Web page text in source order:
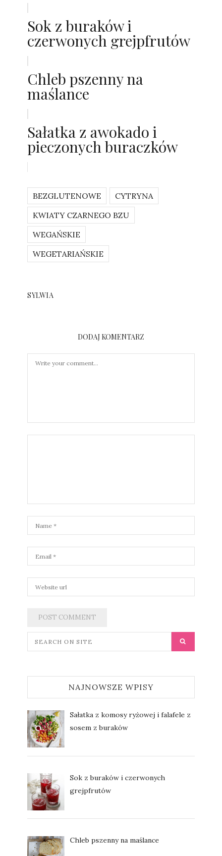
Sok z buraków i
czerwonych grejpfrutów
Chleb pszenny na
maślance
Sałatka z awokado i
pieczonych buraczków
BEZGLUTENOWE
CYTRYNA
KWIATY CZARNEGO BZU
WEGAŃSKIE
WEGETARIAŃSKIE
SYLWIA
DODAJ KOMENTARZ
NAJNOWSZE WPISY
Sałatka z komosy ryżowej i falafele z
sosem z buraków
Sok z buraków i czerwonych
grejpfrutów
Chleb pszenny na maślance